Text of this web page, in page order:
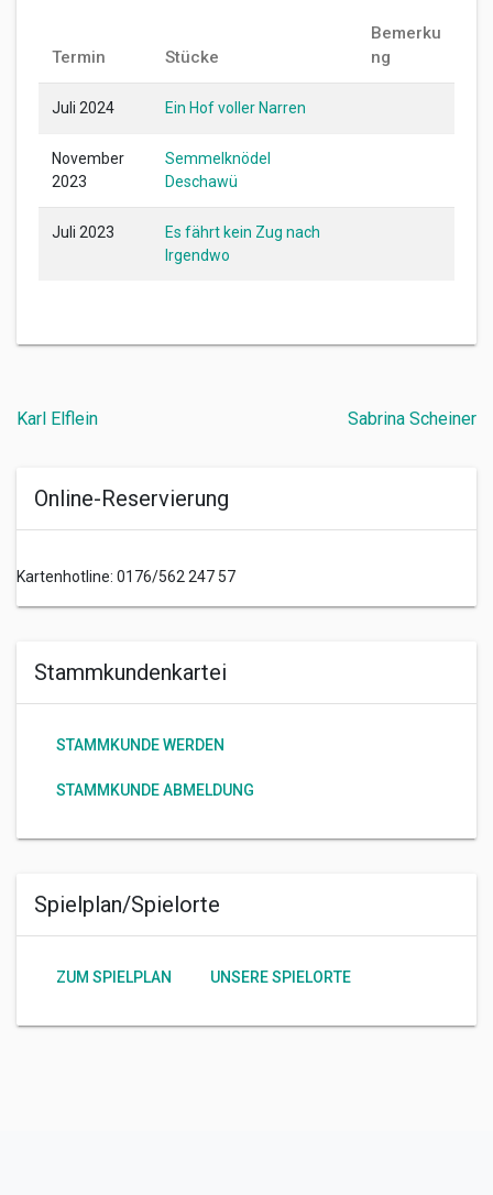
Termin Stücke
Bemerku
ng
Juli 2024 Ein Hof voller Narren
November
2023
Semmelknödel
Deschawü
Juli 2023
Es fährt kein Zug nach
Irgendwo
Beitragsnavigation
Karl Elflein Sabrina Scheiner
Online-Reservierung
Kartenhotline: 0176/562 247 57
Stammkundenkartei
STAMMKUNDE WERDEN
STAMMKUNDE ABMELDUNG
Spielplan/Spielorte
ZUM SPIELPLAN UNSERE SPIELORTE